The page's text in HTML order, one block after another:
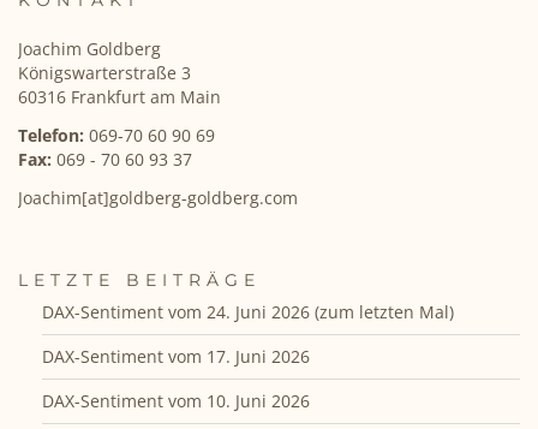
Joachim Goldberg
Königswarterstraße 3
60316 Frankfurt am Main
Telefon: 069-70 60 90 69
Fax: 069 - 70 60 93 37
Joachim[at]goldberg-goldberg.com
LETZTE BEITRÄGE
DAX-Sentiment vom 24. Juni 2026 (zum letzten Mal)
DAX-Sentiment vom 17. Juni 2026
DAX-Sentiment vom 10. Juni 2026